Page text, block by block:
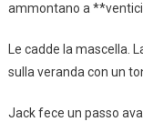
ammontano a
Le cadde la mascella.
sulla veranda con un
Jack fece un passo